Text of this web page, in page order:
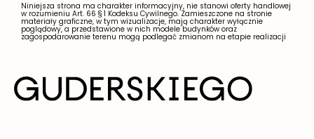
Niniejsza strona ma charakter informacyjny, nie stanowi oferty handlowej
w rozumieniu Art. 66 § 1 Kodeksu Cywilnego. Zamieszczone na stronie
materiały graficzne, w tym wizualizacje, mają charakter wyłącznie
poglądowy, a przedstawione w nich modele budynków oraz
zagospodarowanie terenu mogą podlegać zmianom na etapie realizacji